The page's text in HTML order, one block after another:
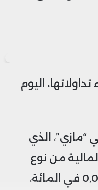
اليوم
الذي
من نوع
الأسهم، انخفاضا بنسبة 0,07 في المائة،